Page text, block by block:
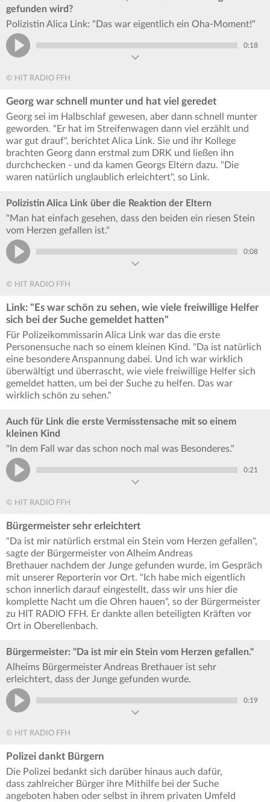
gefunden wird?
Polizistin Alica Link: "Das war eigentlich ein Oha-Moment!"
0:18
© HIT RADIO FFH
Georg war schnell munter und hat viel geredet
Georg sei im Halbschlaf gewesen, aber dann schnell munter
geworden. "Er hat im Streifenwagen dann viel erzählt und
war gut drauf", berichtet Alica Link. Sie und ihr Kollege
brachten Georg dann erstmal zum DRK und ließen ihn
durchchecken - und da kamen Georgs Eltern dazu. "Die
waren natürlich unglaublich erleichtert", so Link.
Polizistin Alica Link über die Reaktion der Eltern
"Man hat einfach gesehen, dass den beiden ein riesen Stein
vom Herzen gefallen ist."
0:08
© HIT RADIO FFH
Link: "Es war schön zu sehen, wie viele freiwillige Helfer
sich bei der Suche gemeldet hatten"
Für Polizeikommissarin Alica Link war das die erste
Personensuche nach so einem kleinen Kind. "Da ist natürlich
eine besondere Anspannung dabei. Und ich war wirklich
überwältigt und überrascht, wie viele freiwillige Helfer sich
gemeldet hatten, um bei der Suche zu helfen. Das war
wirklich schön zu sehen."
Auch für Link die erste Vermisstensache mit so einem
kleinen Kind
"In dem Fall war das schon noch mal was Besonderes."
0:21
© HIT RADIO FFH
Bürgermeister sehr erleichtert
"Da ist mir natürlich erstmal ein Stein vom Herzen gefallen",
sagte der Bürgermeister von Alheim Andreas
Brethauer nachdem der Junge gefunden wurde, im Gespräch
mit unserer Reporterin vor Ort. "Ich habe mich eigentlich
schon innerlich darauf eingestellt, dass wir uns hier die
komplette Nacht um die Ohren hauen", so der Bürgermeister
zu HIT RADIO FFH. Er dankte allen beteiligten Kräften vor
Ort in Oberellenbach.
Bürgermeister: "Da ist mir ein Stein vom Herzen gefallen."
Alheims Bürgermeister Andreas Brethauer ist sehr
erleichtert, dass der Junge gefunden wurde.
0:19
© HIT RADIO FFH
Polizei dankt Bürgern
Die Polizei bedankt sich darüber hinaus auch dafür,
dass zahlreicher Bürger ihre Mithilfe bei der Suche
angeboten haben oder selbst in ihrem privaten Umfeld